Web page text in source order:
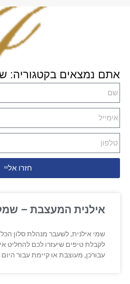
אתם נמצאים בקטגוריה:
חזרו אליי
אילנית המעצבת –
שמי אילנית, לשעבר מנהלת סלון
לקבלת טיפים שיעזרו לכם להחליט
עבורכן, מעוצבת או קיימת עבור